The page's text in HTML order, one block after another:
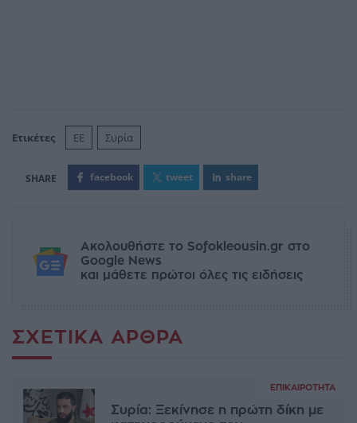
Ετικέτες ΕΕ Συρία
facebook tweet share
Ακολουθήστε το Sofokleousin.gr στο
Google News
και μάθετε πρώτοι όλες τις ειδήσεις
ΣΧΕΤΙΚΆ ΆΡΘΡΑ
ΕΠΙΚΑΙΡΌΤΗΤΑ
Συρία: Ξεκίνησε η πρώτη δίκη με